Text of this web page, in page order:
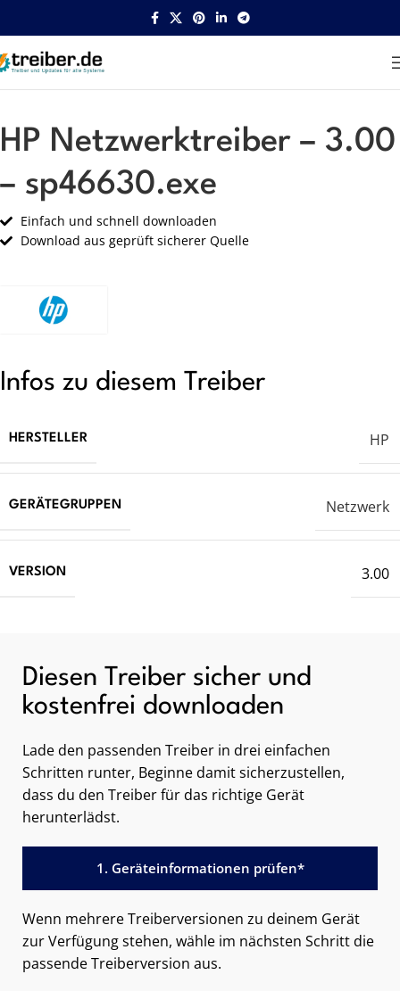
Startseite HP Netzwerk
HP Netzwerktreiber – 3.00
– sp46630.exe
Einfach und schnell downloaden
Download aus geprüft sicherer Quelle
Infos zu diesem Treiber
HERSTELLER HP
GERÄTEGRUPPEN Netzwerk
VERSION 3.00
Diesen Treiber sicher und
kostenfrei downloaden
Lade den passenden Treiber in drei einfachen
Schritten runter, Beginne damit sicherzustellen,
dass du den Treiber für das richtige Gerät
herunterlädst.
1. Geräteinformationen prüfen*
Wenn mehrere Treiberversionen zu deinem Gerät
zur Verfügung stehen, wähle im nächsten Schritt die
passende Treiberversion aus.